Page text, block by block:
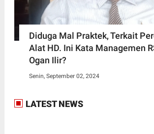
Diduga Mal Praktek, Terkait
Alat HD. Ini Kata Managemen
Ogan Ilir?
Senin, September 02, 2024
LATEST NEWS